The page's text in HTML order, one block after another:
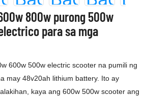
800w purong 500w
para sa mga
600w 500w electric scooter na pumili ng
may 48v20ah lithium battery. Ito ay
kaya ang 600w 500w scooter ang